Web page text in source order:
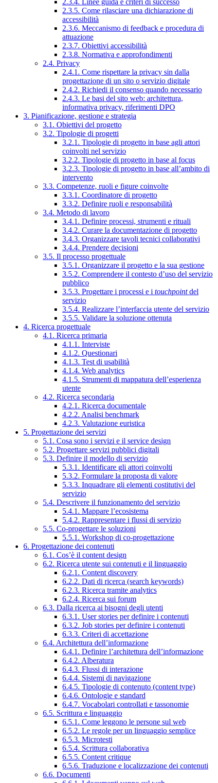
2.3.4. Linee guida e criteri di successo
2.3.5. Come rilasciare una dichiarazione di
accessibilità
2.3.6. Meccanismo di feedback e procedura di
attuazione
2.3.7. Obiettivi accessibilità
2.3.8. Normativa e approfondimenti
2.4. Privacy
2.4.1. Come rispettare la privacy sin dalla
progettazione di un sito o servizio digitale
2.4.2. Richiedi il consenso quando necessario
2.4.3. Le basi del sito web: architettura,
informativa privacy, riferimenti DPO
3. Pianificazione, gestione e strategia
3.1. Obiettivi del progetto
3.2. Tipologie di progetti
3.2.1. Tipologie di progetto in base agli attori
coinvolti nel servizio
3.2.2. Tipologie di progetto in base al focus
3.2.3. Tipologie di progetto in base all’ambito di
intervento
3.3. Competenze, ruoli e figure coinvolte
3.3.1. Coordinatore di progetto
3.3.2. Definire ruoli e responsabilità
3.4. Metodo di lavoro
3.4.1. Definire processi, strumenti e rituali
3.4.2. Curare la documentazione di progetto
3.4.3. Organizzare tavoli tecnici collaborativi
3.4.4. Prendere decisioni
3.5. Il processo progettuale
3.5.1. Organizzare il progetto e la sua gestione
3.5.2. Comprendere il contesto d’uso del servizio
pubblico
3.5.3. Progettare i processi e i touchpointdel
servizio
3.5.4. Realizzare l’interfaccia utente del servizio
3.5.5. Validare la soluzione ottenuta
4. Ricerca progettuale
4.1. Ricerca primaria
4.1.1. Interviste
4.1.2. Questionari
4.1.3. Test di usabilità
4.1.4. Web analytics
4.1.5. Strumenti di mappatura dell’esperienza
utente
4.2. Ricerca secondaria
4.2.1. Ricerca documentale
4.2.2. Analisi benchmark
4.2.3. Valutazione euristica
5. Progettazione dei servizi
5.1. Cosa sono i servizi e il service design
5.2. Progettare servizi pubblici digitali
5.3. Definire il modello di servizio
5.3.1. Identificare gli attori coinvolti
5.3.2. Formulare la proposta di valore
5.3.3. Inquadrare gli elementi costitutivi del
servizio
5.4. Descrivere il funzionamento del servizio
5.4.1. Mappare l’ecosistema
5.4.2. Rappresentare i flussi di servizio
5.5. Co-progettare le soluzioni
5.5.1. Workshop di co-progettazione
6. Progettazione dei contenuti
6.1. Cos’è il content design
6.2. Ricerca utente sui contenuti e il linguaggio
6.2.1. Content discovery
6.2.2. Dati di ricerca (search keywords)
6.2.3. Ricerca tramite analytics
6.2.4. Ricerca sui forum
6.3. Dalla ricerca ai bisogni degli utenti
6.3.1. User stories per definire i contenuti
6.3.2. Job stories per definire i contenuti
6.3.3. Criteri di accettazione
6.4. Architettura dell’informazione
6.4.1. Definire l’architettura dell’informazione
6.4.2. Alberatura
6.4.3. Flussi di interazione
6.4.4. Sistemi di navigazione
6.4.5. Tipologie di contenuto (content type)
6.4.6. Ontologie e standard
6.4.7. Vocabolari controllati e tassonomie
6.5. Scrittura e linguaggio
6.5.1. Come leggono le persone sul web
6.5.2. Le regole per un linguaggio semplice
6.5.3. Microtesti
6.5.4. Scrittura collaborativa
6.5.5. Content critique
6.5.6. Traduzione e localizzazione dei contenuti
6.6. Documenti